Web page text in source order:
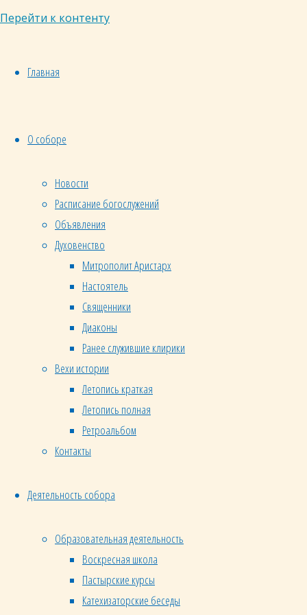
Перейти к контенту
Главная
О соборе
Новости
Расписание богослужений
Объявления
Духовенство
Митрополит Аристарх
Настоятель
Священники
Диаконы
Ранее служившие клирики
Вехи истории
Летопись краткая
Летопись полная
Ретроальбом
Контакты
Деятельность собора
Образовательная деятельность
Воскресная школа
Пастырские курсы
Катехизаторские беседы
Отцов
был
тогда
как
святые
Афанасий
Великий,
Григорий
Богослов,
Василий
Златоуст
другие
были
монахами.
и
в
Церкви
могут
быть